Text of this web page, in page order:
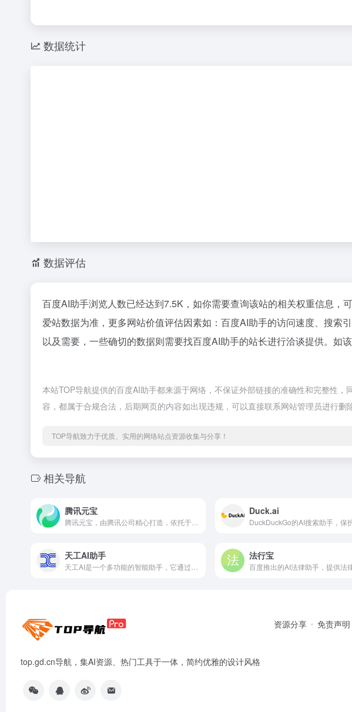
数据统计
数据评估
百度AI助手浏览人数已经达到7.5K，如你需要查询该站的相关权重信息，
爱站数据为准，更多网站价值评估因素如：百度AI助手的访问速度、搜
以及需要，一些确切的数据则需要找百度AI助手的站长进行洽谈提供。如
本站TOP导航提供的百度AI助手都来源于网络，不保证外部链接的准确性和完整性
容，都属于合规合法，后期网页的内容如出现违规，可以直接联系网站管理员进行删
TOP导航致力于优质、实用的网络站点资源收集与分享！
相关导航
腾讯元宝 Duck.ai
天工AI助手 法行宝
top.gd.cn导航，集AI资源、热门工具于一体，简约优雅的设计风格
资源分享 免责声明